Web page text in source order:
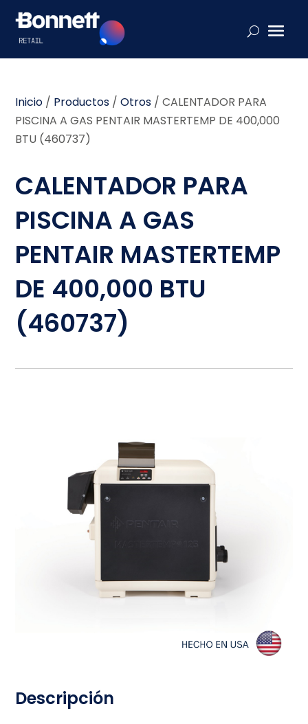
Inicio / Productos /Otros /CALENTADOR PARA
PISCINA A GAS PENTAIR MASTERTEMP DE 400,000
BTU (460737)
CALENTADOR PARA
PISCINA A GAS
PENTAIR MASTERTEMP
DE 400,000 BTU
(460737)
Descripción